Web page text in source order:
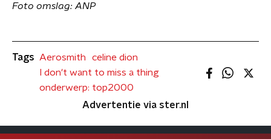
Foto omslag: ANP
Tags Aerosmith
celine dion
I don't want to miss a thing
onderwerp: top2000
Advertentie via ster.nl